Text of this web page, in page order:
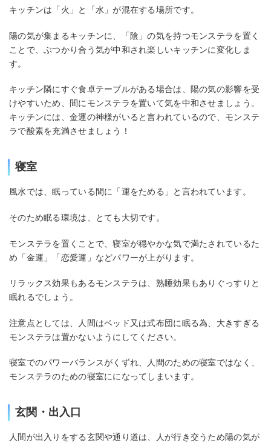
キッチンは「火」と「水」が混在する場所です。
陽の気が集まるキッチンに、「陰」の気を持つモンステラを置く
ことで、ぶつかり合う気が中和され楽しいキッチンに変化しま
す。
キッチン隣にすぐ食卓テーブルがある場合は、陽の気の影響を受
けやすいため、間にモンステラを置いて気を中和させましょう。
キッチンには、金運の神様がいると言われているので、モンステ
ラで酸素を充満させましょう！
寝室
風水では、眠っている間に「運をためる」と言われています。
そのため眠る環境は、とても大切です。
モンステラを置くことで、寝室が穏やかな気で満たされているた
め「金運」「恋愛運」などパワーが上がります。
リラックス効果もあるモンステラは、熟睡効果もありぐっすりと
眠れるでしょう。
注意点としては、人間はベッド又は式布団に眠る為、大きすぎる
モンステラは置かないようにしてください。
寝室でのパワーバランスがくずれ、人間のための寝室ではなく、
モンステラのための寝室にになってしまいます。
玄関・出入口
人間が出入りをする玄関や通り道は、人が行き交うため陽の気が